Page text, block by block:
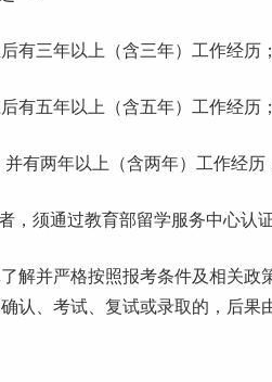
后有三年以上（含三年） 工作经历；
有五年以上（含五年）工作经历；
有两年以上（含两年）工作经历
，须通过教育部留学服务中心认
解并严格按照报考条件及相关政
认、考试、复试或录取的，后果